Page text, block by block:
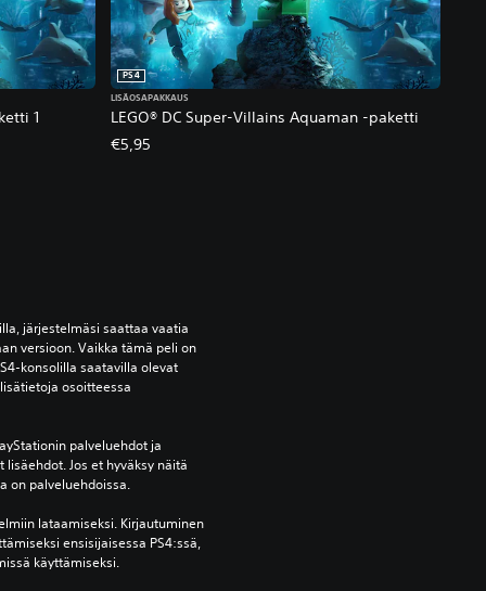
1 LEGO® DC Super-Villains Aquaman -paketti
PS4
LISÄOSAPAKKAUS
€5,95
järjestelmäsi saattaa vaatia
versioon. Vaikka tämä peli on
konsolilla saatavilla olevat
osoitteessa
palveluehdot ja
Jos et hyväksy näitä
on palveluehdoissa.
lataamiseksi. Kirjautuminen
ensisijaisessa PS4:ssä,
käyttämiseksi.